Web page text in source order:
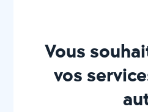
Vous
vos